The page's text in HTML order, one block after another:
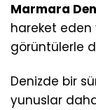
Marmara
hareket eden
görüntülerle
Denizde bir
yunuslar